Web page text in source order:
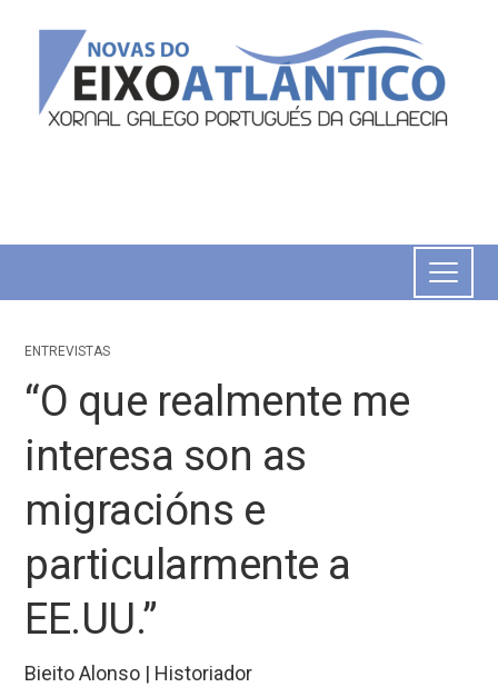
ENTREVISTAS
“O que realmente me
interesa son as
migracións e
particularmente a
EE.UU.”
Bieito Alonso | Historiador